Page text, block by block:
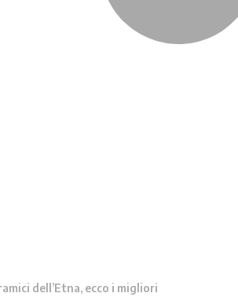
dell’Etna, ecco i migliori